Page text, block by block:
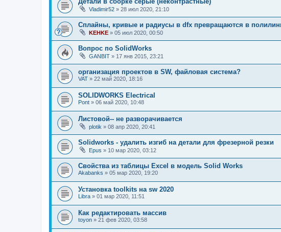
Vladimir52 » 28 июл 2020, 21:10
Сплайны, кривые и радиусы в dfx превращаются в
KEHKE » 05 июл 2020, 00:50
Вопрос по SolidWorks
GANBIT » 17 янв 2015, 23:21
организация проектов в SW, файловая система?
VAT » 22 май 2020, 18:16
SOLIDWORKS Electrical
Pont » 06 май 2020, 10:48
Листовой-- не разворачивается
plotik » 08 апр 2020, 20:41
Solidworks - удалить изгиб на детали для фрезерной резки
Epus » 10 мар 2020, 03:12
Свойства из таблицы Excel в модель Solid Works
Akabanks » 05 мар 2020, 19:20
Установка toolkits на sw 2020
Libra » 01 мар 2020, 11:51
Как редактировать массив
toyon » 21 фев 2020, 03:58